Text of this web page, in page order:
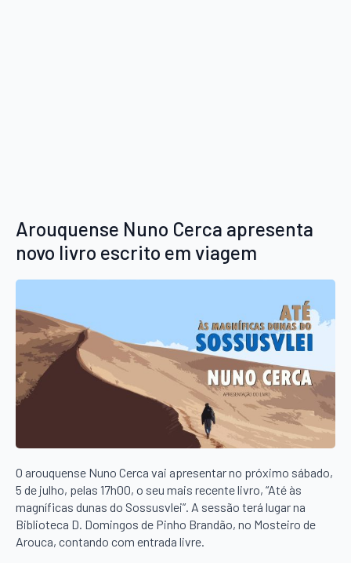
Arouquense Nuno Cerca apresenta
novo livro escrito em viagem
O arouquense Nuno Cerca vai apresentar no próximo sábado,
5 de julho, pelas 17h00, o seu mais recente livro, “Até às
magníficas dunas do Sossusvlei”. A sessão terá lugar na
Biblioteca D. Domingos de Pinho Brandão, no Mosteiro de
Arouca, contando com entrada livre.